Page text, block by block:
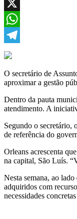
Facebook
X
WhatsApp
Telegram
O secretário de
aproximar a gestão
Dentro da pauta
atendimento. A
Segundo o secretário,
de referência do
Orleans acrescenta
na capital, São Luís.
Nesta semana, ao
adquiridos com
necessidades